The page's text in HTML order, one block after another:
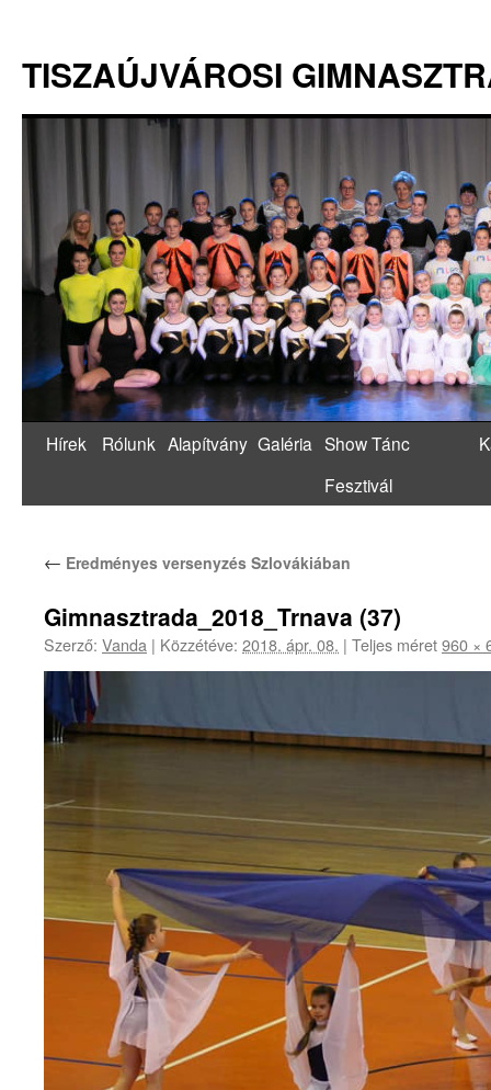
TISZAÚJVÁROSI
Hírek Rólunk Alapítvány Galéria Show Tánc
Fesztivál
← Eredményes versenyzés Szlovákiában
Gimnasztrada_2018_Trnava (37)
Szerző: Vanda | Közzétéve: 2018. ápr. 08. | Teljes méret960 ×